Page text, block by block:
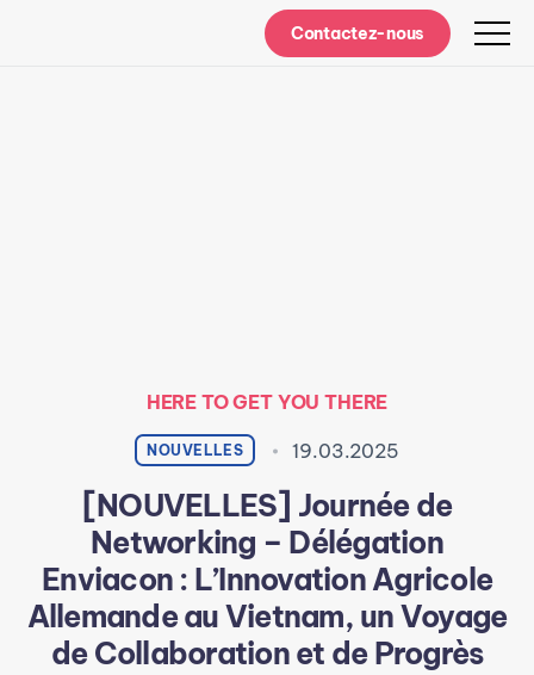
HERE TO GET YOU THERE
NOUVELLES 19.03.2025
[NOUVELLES] Journée de
Networking – Délégation
Enviacon : L’Innovation Agricole
Allemande au Vietnam, un Voyage
de Collaboration et de Progrès
Contactez-nous